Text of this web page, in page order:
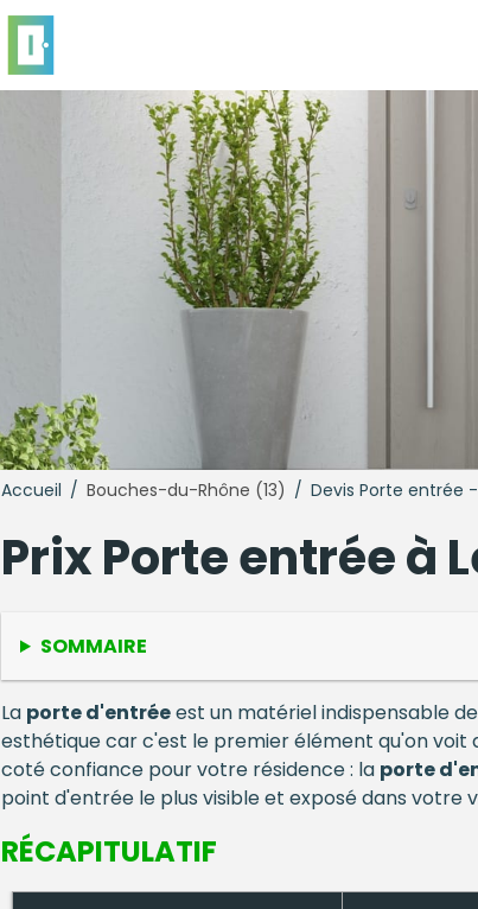
Accueil / Bouches-du-Rhône (13) / Devis Porte entrée
Prix Porte entrée à
SOMMAIRE
La porte d'entréeest un matériel indispensable
esthétique car c'est le premier élément qu'on voit
coté confiance pour votre résidence : la porte
point d'entrée le plus visible et exposé dans votre
RÉCAPITULATIF